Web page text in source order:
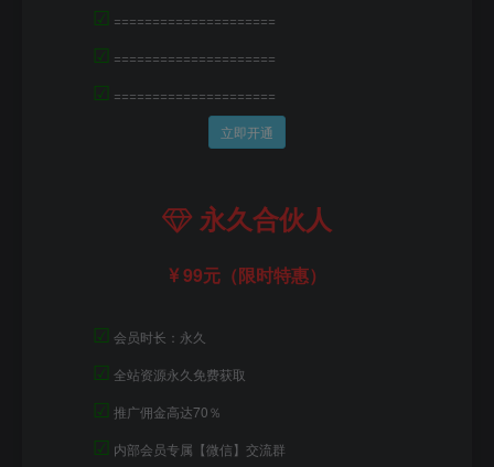
☑ =====================
☑ =====================
☑ =====================
立即开通
永久合伙人
99元（限时特惠）
☑ 会员时长：永久
☑ 全站资源永久免费获取
☑ 推广佣金高达70％
☑ 内部会员专属【微信】交流群